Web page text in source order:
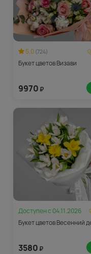
5.0 (724)
Букет цветов Визави
9970 ₽
Доступен с 04.11.2026
Букет цветов Весенний
3580 ₽